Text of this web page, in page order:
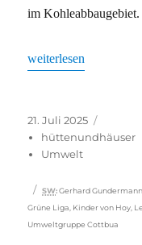
im
„Lausitz: Singen für
weiterlesen
Veröffentlicht
am
21. Juli 2025
hüttenundhäuser
Umwelt
Schlagwörter
SW: Gerhard Gundermann
Grüne Liga Kinder von Hoy
Umweltgruppe Cottbua